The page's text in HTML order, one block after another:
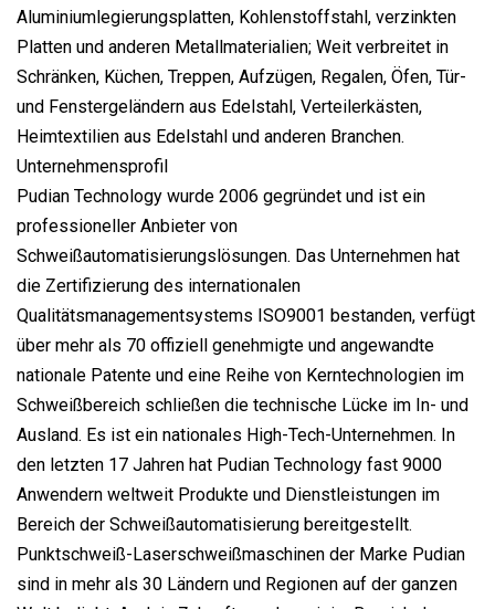
Aluminiumlegierungsplatten, Kohlenstoffstahl, verzinkten
Platten und anderen Metallmaterialien; Weit verbreitet in
Schränken, Küchen, Treppen, Aufzügen, Regalen, Öfen, Tür-
und Fenstergeländern aus Edelstahl, Verteilerkästen,
Heimtextilien aus Edelstahl und anderen Branchen.
Unternehmensprofil
Pudian Technology wurde 2006 gegründet und ist ein
professioneller Anbieter von
Schweißautomatisierungslösungen. Das Unternehmen hat
die Zertifizierung des internationalen
Qualitätsmanagementsystems ISO9001 bestanden, verfügt
über mehr als 70 offiziell genehmigte und angewandte
nationale Patente und eine Reihe von Kerntechnologien im
Schweißbereich schließen die technische Lücke im In- und
Ausland. Es ist ein nationales High-Tech-Unternehmen. In
den letzten 17 Jahren hat Pudian Technology fast 9000
Anwendern weltweit Produkte und Dienstleistungen im
Bereich der Schweißautomatisierung bereitgestellt.
Punktschweiß-Laserschweißmaschinen der Marke Pudian
sind in mehr als 30 Ländern und Regionen auf der ganzen